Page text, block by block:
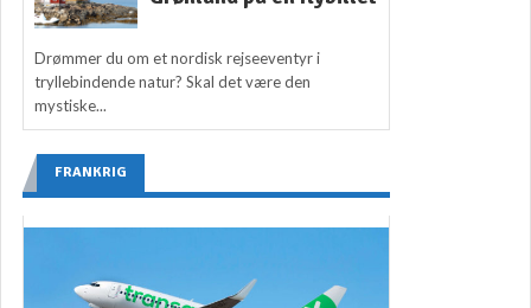
Drømmer du om et nordisk rejseeventyr i
tryllebindende natur? Skal det være den
mystiske...
FRANKRIG